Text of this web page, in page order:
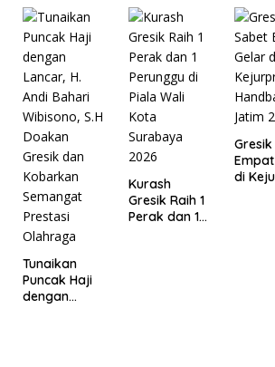
Aturan Ketat
dan Jadwal
Empat
Cabang
Olahraga
Tunaikan
Puncak Haji
dengan
Kurash
Gresik Raih 1
Perak dan 1
di